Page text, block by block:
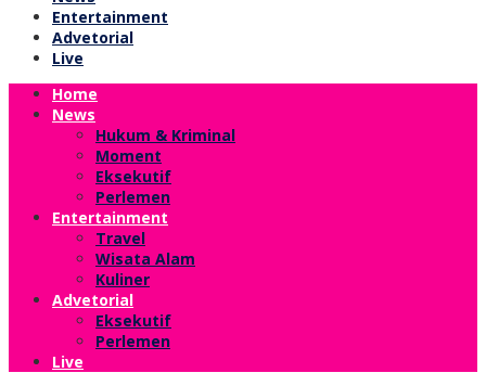
Entertainment
Advetorial
Live
Home
News
Hukum & Kriminal
Moment
Eksekutif
Perlemen
Entertainment
Travel
Wisata Alam
Kuliner
Advetorial
Eksekutif
Perlemen
Live